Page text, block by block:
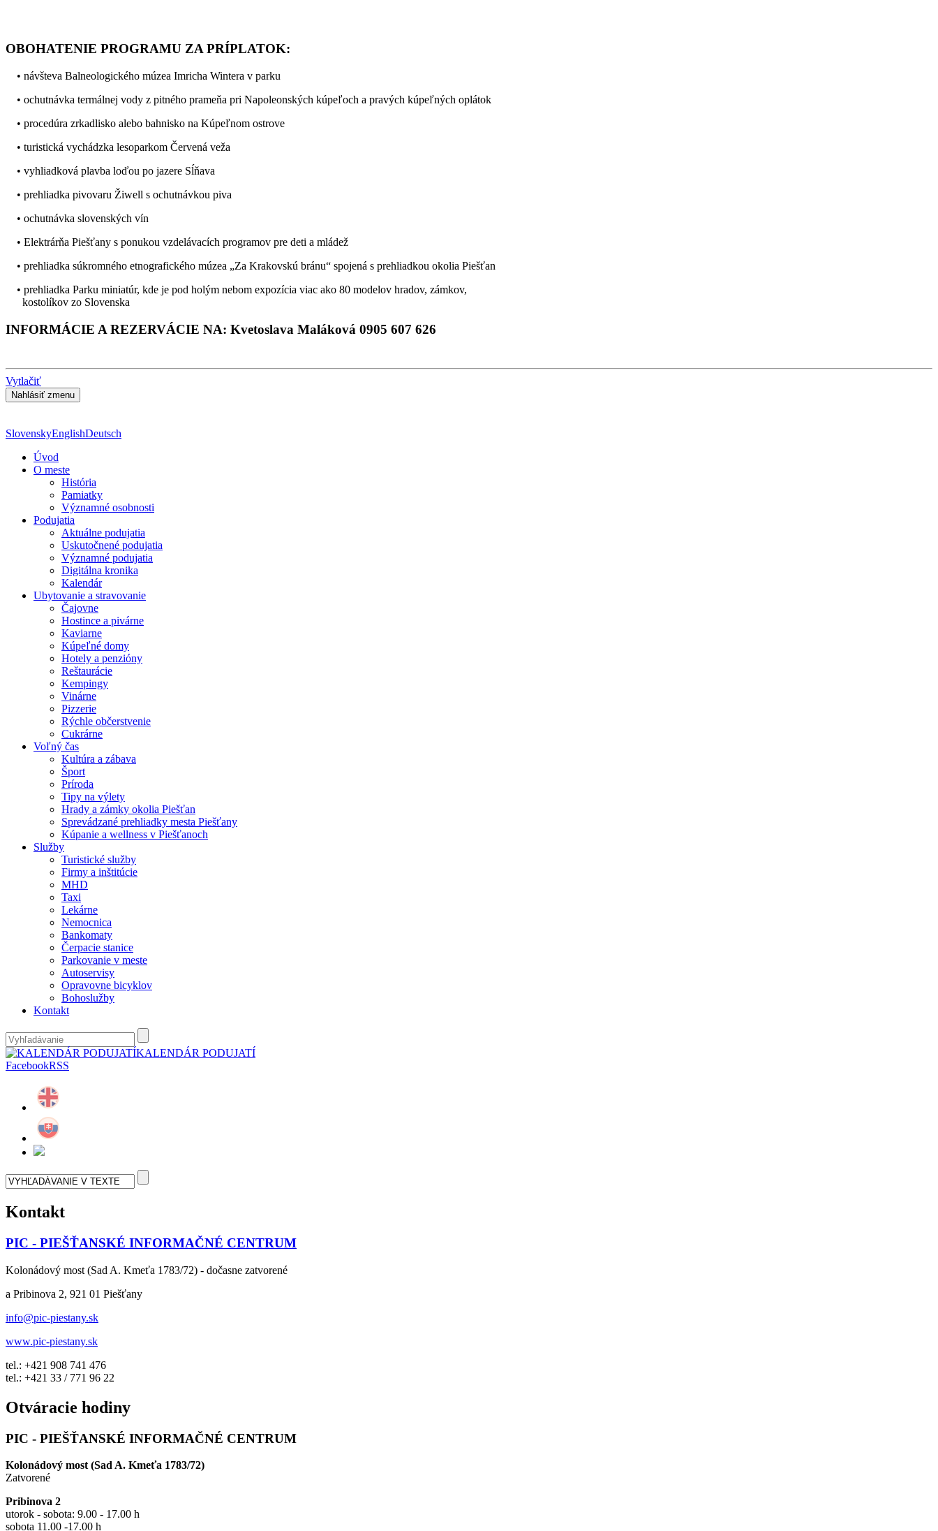
OBOHATENIE PROGRAMU ZA PRÍPLATOK:
• návšteva Balneologického múzea Imricha Wintera v parku
• ochutnávka termálnej vody z pitného prameňa pri Napoleonských kúpeľoch a pravých kúpeľných oplátok
• procedúra zrkadlisko alebo bahnisko na Kúpeľnom ostrove
• turistická vychádzka lesoparkom Červená veža
• vyhliadková plavba loďou po jazere Sĺňava
• prehliadka pivovaru Žiwell s ochutnávkou piva
• ochutnávka slovenských vín
• Elektrárňa Piešťany s ponukou vzdelávacích programov pre deti a mládež
• prehliadka súkromného etnografického múzea „Za Krakovskú bránu“ spojená s prehliadkou okolia Piešťan
• prehliadka Parku miniatúr, kde je pod holým nebom expozícia viac ako 80 modelov hradov, zámkov,
kostolíkov zo Slovenska
INFORMÁCIE A REZERVÁCIE NA: Kvetoslava Maláková 0905 607 626
Vytlačiť
SlovenskyEnglishDeutsch
Úvod
O meste
História
Pamiatky
Významné osobnosti
Podujatia
Aktuálne podujatia
Uskutočnené podujatia
Významné podujatia
Digitálna kronika
Kalendár
Ubytovanie a stravovanie
Čajovne
Hostince a pivárne
Kaviarne
Kúpeľné domy
Hotely a penzióny
Reštaurácie
Kempingy
Vinárne
Pizzerie
Rýchle občerstvenie
Cukrárne
Voľný čas
Kultúra a zábava
Šport
Príroda
Tipy na výlety
Hrady a zámky okolia Piešťan
Sprevádzané prehliadky mesta Piešťany
Kúpanie a wellness v Piešťanoch
Služby
Turistické služby
Firmy a inštitúcie
MHD
Taxi
Lekárne
Nemocnica
Bankomaty
Čerpacie stanice
Parkovanie v meste
Autoservisy
Opravovne bicyklov
Bohoslužby
Kontakt
KALENDÁR PODUJATÍ
FacebookRSS
Kontakt
PIC - PIEŠŤANSKÉ INFORMAČNÉ CENTRUM
Kolonádový most (Sad A. Kmeťa 1783/72) - dočasne zatvorené
a Pribinova 2, 921 01 Piešťany
info@pic-piestany.sk
www.pic-piestany.sk
tel.: +421 908 741 476
tel.: +421 33 / 771 96 22
Otváracie hodiny
PIC - PIEŠŤANSKÉ INFORMAČNÉ CENTRUM
Kolonádový most (Sad A. Kmeťa 1783/72)
Zatvorené
Pribinova 2
utorok - sobota: 9.00 - 17.00 h
sobota 11.00 -17.00 h